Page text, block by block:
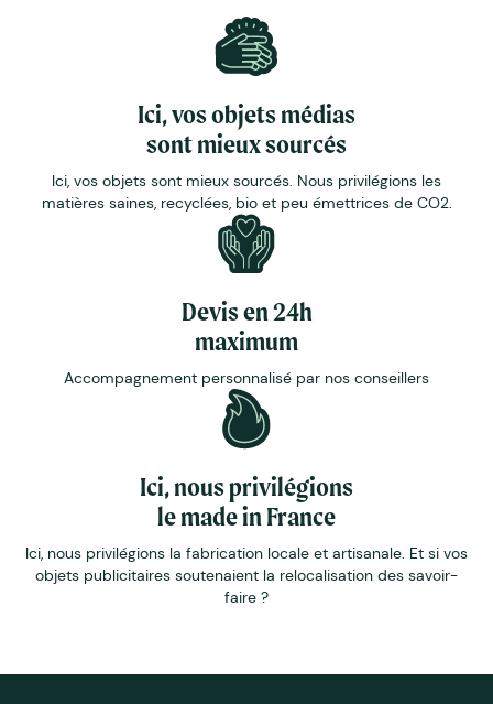
Ici, vos objets médias
sont mieux sourcés
Ici, vos objets sont mieux sourcés. Nous privilégions les
matières saines, recyclées, bio et peu émettrices de CO2.
Devis en 24h
maximum
Accompagnement personnalisé par nos conseillers
Ici, nous privilégions
le made in France
Ici, nous privilégions la fabrication locale et artisanale. Et si vos
objets publicitaires soutenaient la relocalisation des savoir-
faire ?